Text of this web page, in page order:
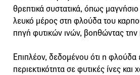
θρεπτικά συστατικά, όπως μαγνήσιο
λευκό μέρος στη φλούδα του
πηγή φυτικών ινών, βοηθώντας
Επιπλέον, δεδομένου ότι η φλούδα
περιεκτικότητα σε φυτικές ίνες και